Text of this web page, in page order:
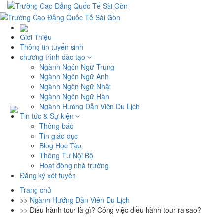
Giới Thiệu
Thông tin tuyển sinh
chương trình đào tạo
Ngành Ngôn Ngữ Trung
Ngành Ngôn Ngữ Anh
Ngành Ngôn Ngữ Nhật
Ngành Ngôn Ngữ Hàn
Ngành Hướng Dẫn Viên Du Lịch
Tin tức & Sự kiện
Thông báo
Tin giáo dục
Blog Học Tập
Thông Tư Nội Bộ
Hoạt động nhà trường
Đăng ký xét tuyển
Trang chủ
>> Ngành Hướng Dẫn Viên Du Lịch
>> Điều hành tour là gì? Công việc điều hành tour ra sao?